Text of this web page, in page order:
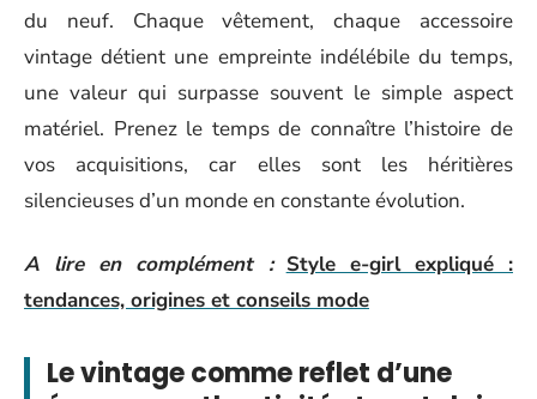
du neuf. Chaque vêtement, chaque accessoire
vintage détient une empreinte indélébile du temps,
une valeur qui surpasse souvent le simple aspect
matériel. Prenez le temps de connaître l’histoire de
vos acquisitions, car elles sont les héritières
silencieuses d’un monde en constante évolution.
A lire en complément : Style e-girl expliqué :
tendances, origines et conseils mode
Le vintage comme reflet d’une